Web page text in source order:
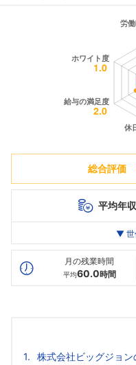
総合評価
平均年収
最高年収
20代
--万
▼ 世
月の残業時間
平均60.0時間
株式会社ビッグジョ